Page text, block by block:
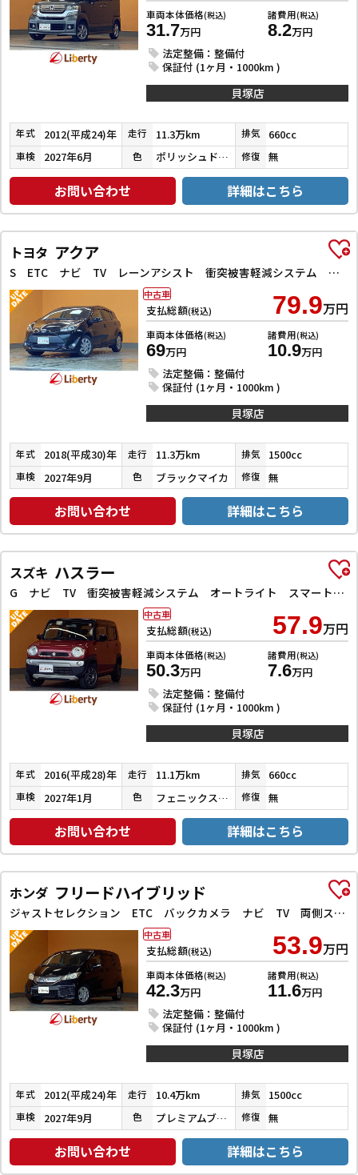
車両本体価格(税込)
31.7万円
諸費用(税込)
8.2万円
法定整備：整備付
保証付 (1ヶ月・1000km )
貝塚店
年式 2012(平成24)年 走行 11.3万km 排気 660cc
車検 2027年6月 色 ポリッシュドメタルメタリック 修復 無
お問い合わせ 詳細はこちら
トヨタ アクア
S ETC ナビ TV レーンアシスト 衝突被害軽減システム オートマチックハイビーム オートライト スマートキー 電動格納ミラー CVT 盗難防止システム
支払総額(税込) 79.9万円
車両本体価格(税込)
69万円
諸費用(税込)
10.9万円
法定整備：整備付
保証付 (1ヶ月・1000km )
中古車
貝塚店
年式 2018(平成30)年 走行 11.3万km 排気 1500cc
車検 2027年9月 色 ブラックマイカ 修復 無
お問い合わせ 詳細はこちら
スズキ ハスラー
G ナビ TV 衝突被害軽減システム オートライト スマートキー 電動格納ミラー シートヒーター ベンチシート CVT ESC Bluetooth
支払総額(税込) 57.9万円
車両本体価格(税込)
50.3万円
諸費用(税込)
7.6万円
法定整備：整備付
保証付 (1ヶ月・1000km )
中古車
貝塚店
年式 2016(平成28)年 走行 11.1万km 排気 660cc
車検 2027年1月 色 フェニックスレッドパール／ブルーイッシュブラックパール３ 修復 無
お問い合わせ 詳細はこちら
ホンダ フリードハイブリッド
ジャストセレクション ETC バックカメラ ナビ TV 両側スライド・片側電動 オートクルーズコントロール HID スマートキー 電動格納ミラー CVT 盗難防止システム CD DVD再生
支払総額(税込) 53.9万円
車両本体価格(税込)
42.3万円
諸費用(税込)
11.6万円
法定整備：整備付
保証付 (1ヶ月・1000km )
中古車
貝塚店
年式 2012(平成24)年 走行 10.4万km 排気 1500cc
車検 2027年9月 色 プレミアムブラキッシュパール 修復 無
お問い合わせ 詳細はこちら